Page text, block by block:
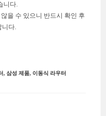
니다.
을 수 있으니 반드시 확인 후
니다.
, 삼성 제품, 이동식 라우터